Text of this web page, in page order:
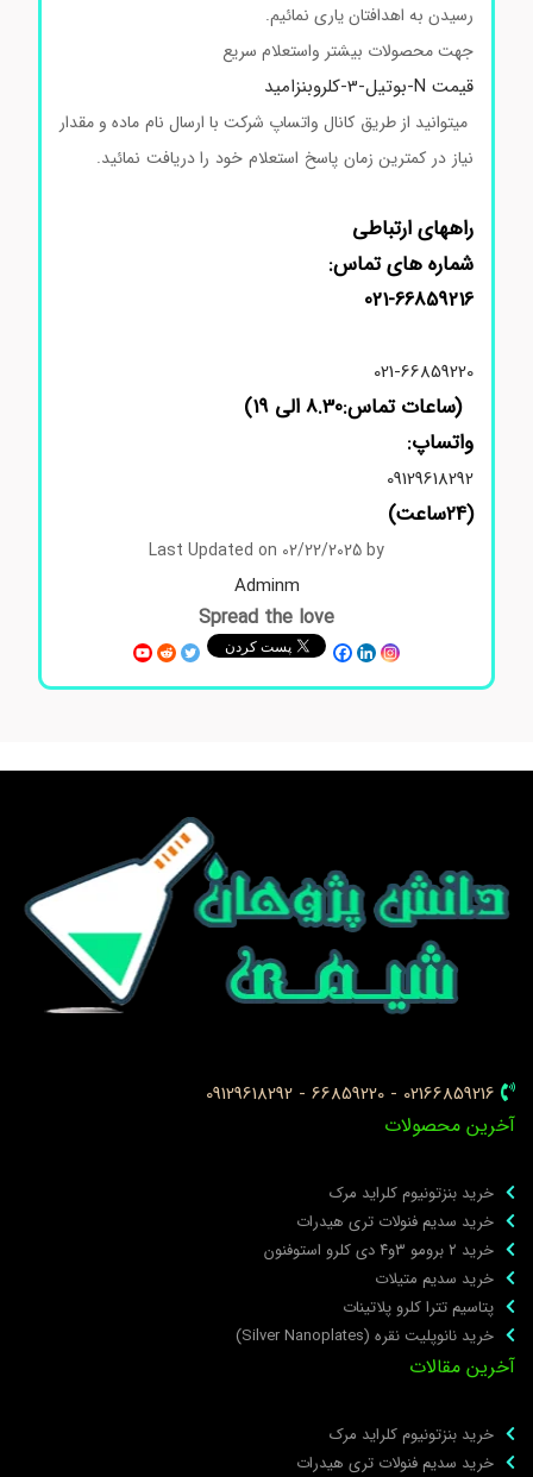
رسیدن به اهدافتان یاری نمائیم.
جهت محصولات بیشتر واستعلام سریع
قیمت N-بوتیل-3-کلروبنزامید
میتوانید از طریق کانال واتساپ شرکت با ارسال نام ماده و مقدار
نیاز در کمترین زمان پاسخ استعلام خود را دریافت نمائید.آمینو
راههای ارتباطی
شماره های تماس:
021-66859216
021-66859220
(ساعات تماس:8.30 الی 19)
واتساپ:
09129618292
Last Updated on 02/22/2025 by
Adminm
Spread the love
02166859216 - 66859220 - 09129618292
محصولات
خرید بنزتونیوم کلراید مرک
خرید سدیم فنولات تری هیدرات
خرید ۲ برومو ۳و۴ دی‌ کلرو استوفنون
خرید سدیم متیلات
پتاسیم تترا کلرو پلاتینات
خرید نانوپلیت نقره (Silver Nanoplates)
مقالات
خرید بنزتونیوم کلراید مرک
خرید سدیم فنولات تری هیدرات